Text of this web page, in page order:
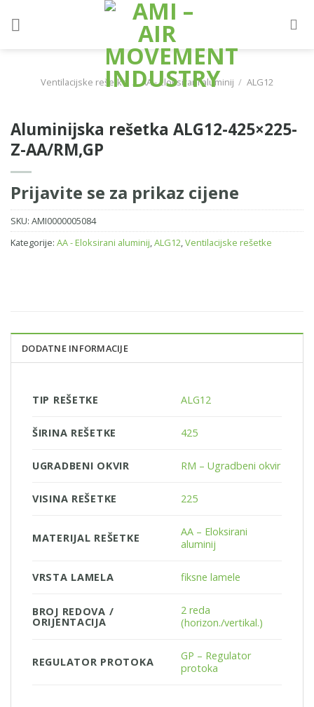
Ventilacijske rešetke / AA - Eloksirani aluminij / ALG12
Aluminijska rešetka ALG12-425×225-
Z-AA/RM,GP
Prijavite se za prikaz cijene
SKU: AMI0000005084
Kategorije: AA - Eloksirani aluminij,ALG12,Ventilacijske rešetke
DODATNE INFORMACIJE
TIP REŠETKE ALG12
ŠIRINA REŠETKE 425
UGRADBENI OKVIR RM – Ugradbeni okvir
VISINA REŠETKE 225
MATERIJAL REŠETKE
AA – Eloksirani
aluminij
VRSTA LAMELA fiksne lamele
BROJ REDOVA /
ORIJENTACIJA
2 reda
(horizon./vertikal.)
REGULATOR PROTOKA
GP – Regulator
protoka